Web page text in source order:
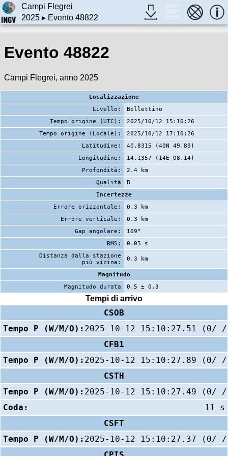
Campi Flegrei
2025▸ Evento 48822
Evento 48822
Campi Flegrei, anno 2025
Localizzazione
Livello:
Bollettino
Tempo origine (UTC):
2025/10/12 15:10:26
Tempo origine (Locale):
2025/10/12 17:10:26
Latitudine:
40.8315 (40N 49.89)
Longitudine:
14.1357 (14E 08.14)
Profondità:
2.4 km
Qualità
B
Incertezze
Errore orizzontale:
0.3 km
Errore verticale:
0.3 km
Gap angolare:
169°
RMS:
0.05 s
Distanza dalla stazione
più vicina:
0.3 km
Magnitudo
Magnitudo durata
0.5 ± 0.3
Tempi di arrivo
CSOB
Tempo P (W/M/O): 2025-10-12 15:10:27.51 (0/
CFB1
Tempo P (W/M/O): 2025-10-12 15:10:27.89 (0/
CSTH
Tempo P (W/M/O): 2025-10-12 15:10:27.49 (0/
Coda:
11 s
CSFT
Tempo P (W/M/O): 2025-10-12 15:10:27.37 (0/